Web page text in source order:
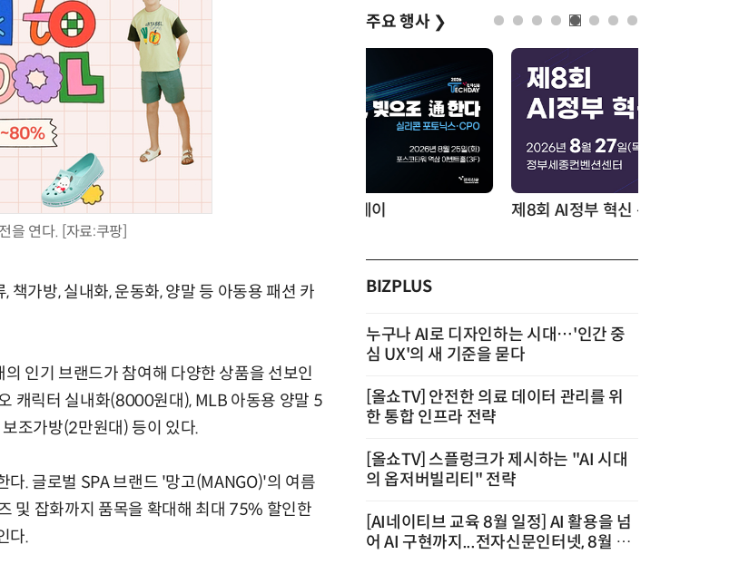
을 연다. [자료:쿠팡]
가방, 실내화, 운동화, 양말 등 아동용 패션 카
인기 브랜드가 참여해 다양한 상품을 선보인
캐릭터 실내화(8000원대), MLB 아동용 양말 5
조가방(2만원대) 등이 있다.
다. 글로벌 SPA 브랜드 '망고(MANGO)'의 여름
및 잡화까지 품목을 확대해 최대 75% 할인한
다.
주요 행사 ❯
AI 핀옵스 실전 세미나: 폭증하는 AI 토큰 비용 관리 전략 2026 전자신문 테크데이 제8회 AI정부 혁신 콘퍼런스
BIZPLUS
누구나 AI로 디자인하는 시대…'인간 중
심 UX'의 새 기준을 묻다
[올쇼TV] 안전한 의료 데이터 관리를 위
한 통합 인프라 전략
[올쇼TV] 스플렁크가 제시하는 "AI 시대
의 옵저버빌리티" 전략
[AI네이티브 교육 8월 일정] AI 활용을 넘
어 AI 구현까지...전자신문인터넷, 8월 실